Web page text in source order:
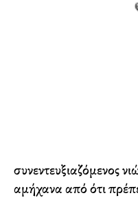
συνεντευξιαζόμενος
αμήχανα από ότι